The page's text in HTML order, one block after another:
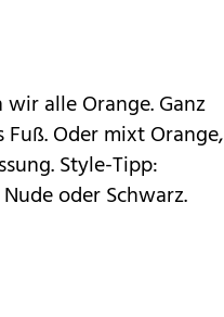
alle Orange. Ganz
Oder mixt Orange,
Style-Tipp:
oder Schwarz.